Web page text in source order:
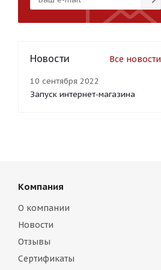
Новости Все новости
10 сентября 2022
Запуск интернет-магазина
Компания
О компании
Новости
Отзывы
Сертификаты